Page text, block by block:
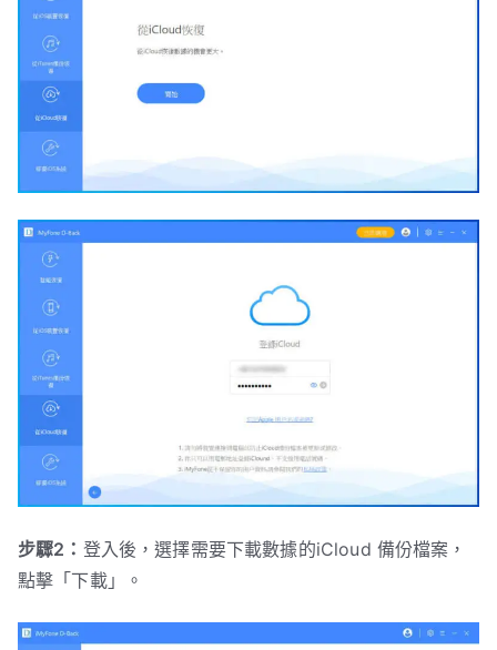
步驟2： 登入後，選擇需要下載數據的iCloud 備份檔案，
點擊「下載」。